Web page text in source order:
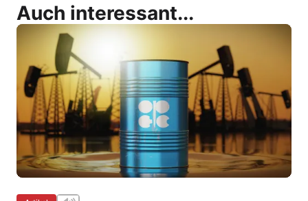
Auch interessant...